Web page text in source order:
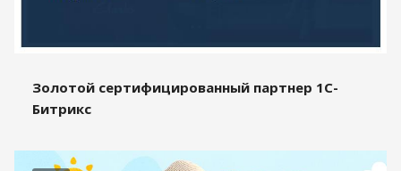
Золотой сертифицированный партнер 1С-
Битрикс